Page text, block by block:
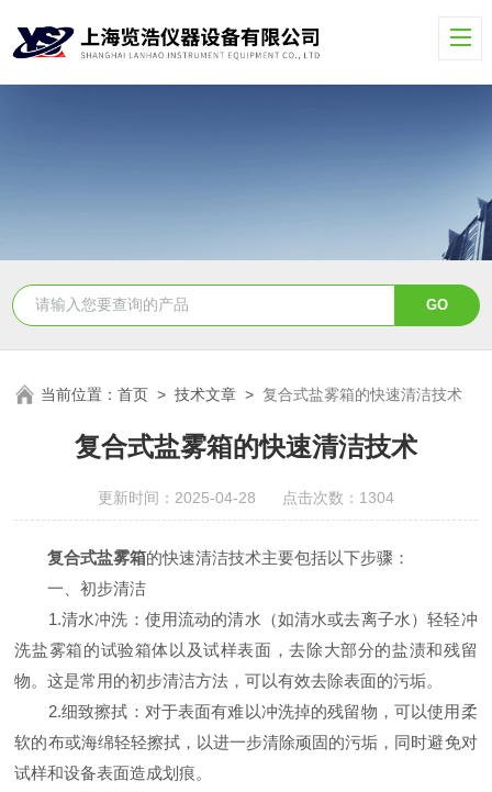
当前位置：首页 >技术文章 >复合式盐雾箱的快速清洁技术
复合式盐雾箱的快速清洁技术
更新时间：2025-04-28 点击次数：1304
复合式盐雾箱的快速清洁技术主要包括以下步骤：
一、初步清洁
1.清水冲洗：使用流动的清水（如清水或去离子水）轻轻冲
洗盐雾箱的试验箱体以及试样表面，去除大部分的盐渍和残留
物。这是常用的初步清洁方法，可以有效去除表面的污垢。
2.细致擦拭：对于表面有难以冲洗掉的残留物，可以使用柔
软的布或海绵轻轻擦拭，以进一步清除顽固的污垢，同时避免对
试样和设备表面造成划痕。